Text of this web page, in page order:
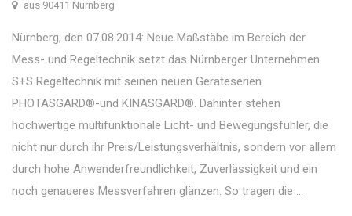
aus 90411 Nürnberg
Nürnberg, den 07.08.2014: Neue Maßstäbe im Bereich der
Mess- und Regeltechnik setzt das Nürnberger Unternehmen
S+S Regeltechnik mit seinen neuen Geräteserien
PHOTASGARD®-und KINASGARD®. Dahinter stehen
hochwertige multifunktionale Licht- und Bewegungsfühler, die
nicht nur durch ihr Preis/Leistungsverhältnis, sondern vor allem
durch hohe Anwenderfreundlichkeit, Zuverlässigkeit und ein
noch genaueres Messverfahren glänzen. So tragen die ...